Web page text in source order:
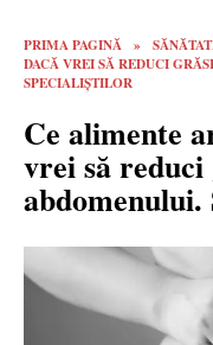
PRIMA PAGINĂ »
DACĂ VREI SĂ REDUCI
SPECIALIȘTILOR
Ce alimente
vrei să reduci